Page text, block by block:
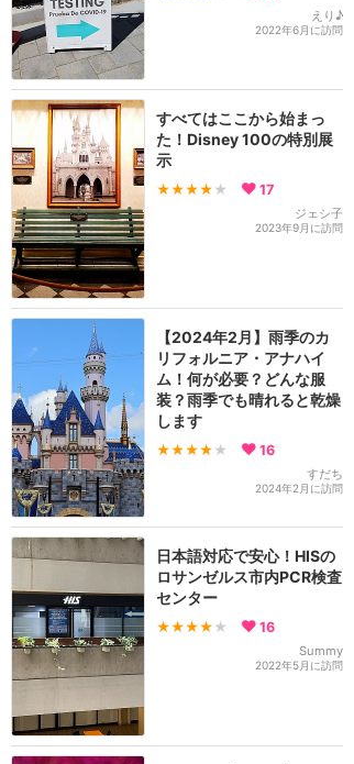
えり♪
2022年6月に訪問
すべてはここから始まっ
た！Disney 100の特別展
示
★★★★ ★ 17
ジェシ子
2023年9月に訪問
【2024年2月】雨季のカ
リフォルニア・アナハイ
ム！何が必要？どんな服
装？雨季でも晴れると乾燥
します
★★★★ ★ 16
すだち
2024年2月に訪問
日本語対応で安心！HISの
ロサンゼルス市内PCR検査
センター
★★★★ ★ 16
Summy
2022年5月に訪問